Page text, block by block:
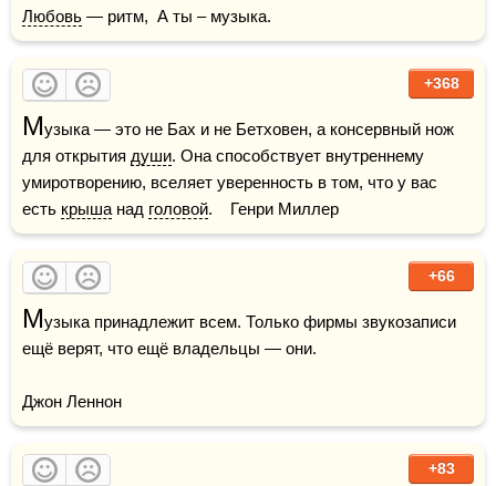
Любовь — ритм,  А ты – музыка.
+368
Музыка — это не Бах и не Бетховен, а консервный нож
для открытия души. Она способствует внутреннему
умиротворению, вселяет уверенность в том, что у вас
есть крыша над головой.    Генри Миллер
+66
Музыка принадлежит всем. Только фирмы звукозаписи
ещё верят, что ещё владельцы — они.
Джон Леннон
+83